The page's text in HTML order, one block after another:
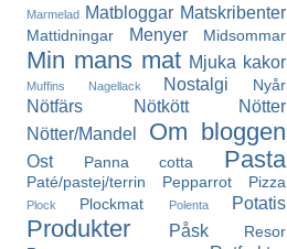
Marmelad Matbloggar Matskribenter
Mattidningar Menyer Midsommar
Min mans mat Mjuka kakor
Muffins Nagellack Nostalgi Nyår
Nötfärs Nötkött
Nötter
Nötter/Mandel
Om bloggen
Ost Panna cotta Pasta
Paté/pastej/terrin Pepparrot Pizza
Plock Plockmat Polenta Potatis
Produkter Påsk
Resor